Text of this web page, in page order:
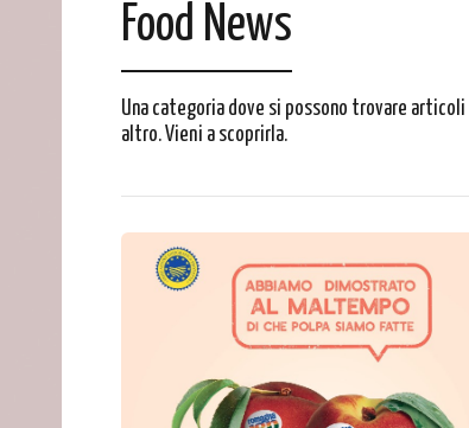
Food News
Una categoria dove si possono trovare
altro. Vieni a scoprirla.